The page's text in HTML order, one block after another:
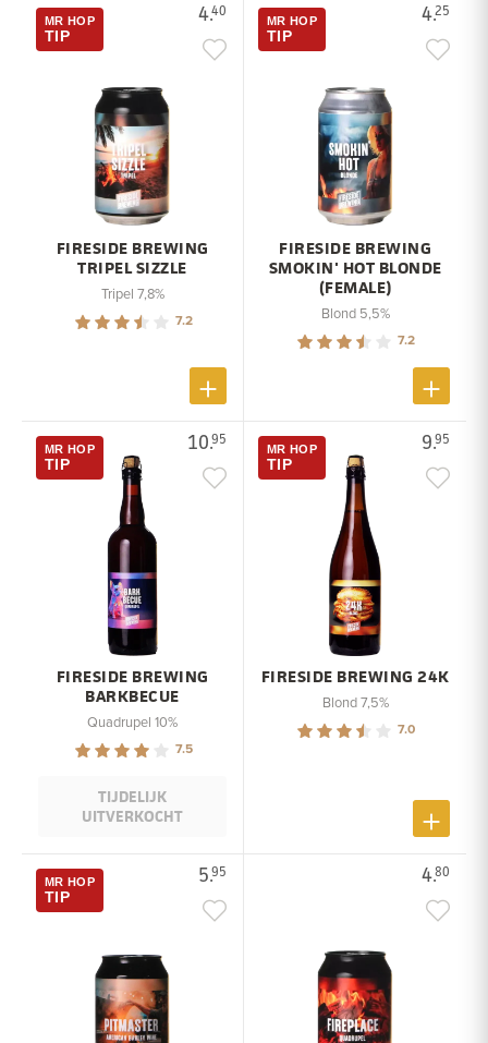
4.40
MR HOP
TIP
FIRESIDE BREWING
TRIPEL SIZZLE
Tripel 7,8%
7.2
4.25
MR HOP
TIP
FIRESIDE BREWING
SMOKIN' HOT BLONDE
(FEMALE)
Blond 5,5%
7.2
10.95
MR HOP
TIP
FIRESIDE BREWING
BARKBECUE
Quadrupel 10%
7.5
TIJDELIJK
UITVERKOCHT
9.95
MR HOP
TIP
FIRESIDE BREWING 24K
Blond 7,5%
7.0
5.95
MR HOP
TIP
4.80